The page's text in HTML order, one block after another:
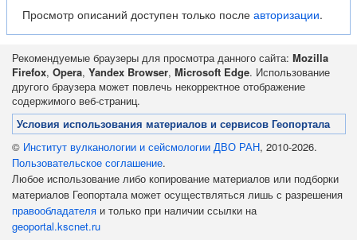
Просмотр описаний доступен только после авторизации.
Рекомендуемые браузеры для просмотра данного сайта: Mozilla
Firefox, Opera, Yandex Browser, Microsoft Edge. Использование
другого браузера может повлечь некорректное отображение
содержимого веб-страниц.
Условия использования материалов и сервисов Геопортала
© Институт вулканологии и сейсмологии ДВО РАН, 2010-2026.
Пользовательское соглашение.
Любое использование либо копирование материалов или подборки
материалов Геопортала может осуществляться лишь с разрешения
правообладателя и только при наличии ссылки на
geoportal.kscnet.ru